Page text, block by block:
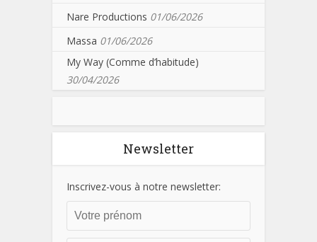
Nare Productions 01/06/2026
Massa 01/06/2026
My Way (Comme d’habitude)
30/04/2026
Newsletter
Inscrivez-vous à notre newsletter: